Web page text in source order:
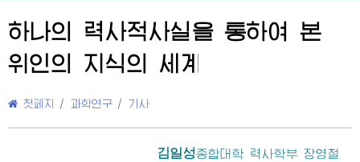
하나의 력사적사실을 통하여 본
위인의 지식의 세계
첫페지 / 과학연구 / 기사
김일성종합대학 력사학부 장영철